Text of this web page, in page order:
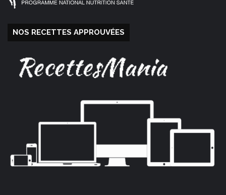
NOS RECETTES APPROUVÉES